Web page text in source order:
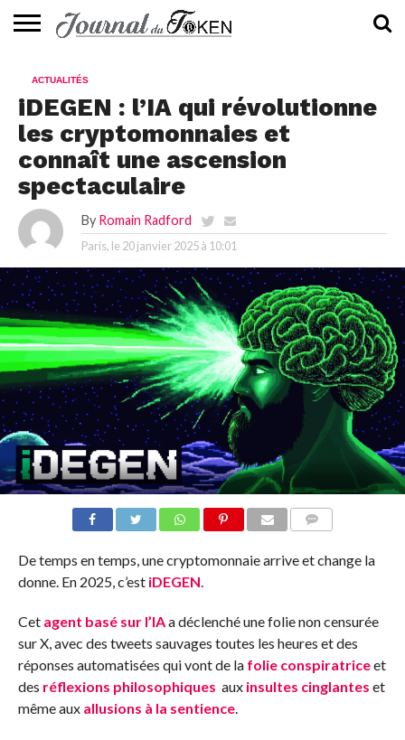
📰
EVALUATION
GUIDE
TENDANCES
À
CONTACTEZ-
ACTUALITÉS
iDEGEN : l’IA qui révolutionne
les cryptomonnaies et
connaît une ascension
spectaculaire
By Romain Radford
Paris, le 20 janvier 2025 à 10:01
De temps en temps, une cryptomonnaie arrive et change la
donne. En 2025, c’est iDEGEN.
Cet agent basé sur l’IAa déclenché une folie non censurée
sur X, avec des tweets sauvages toutes les heures et des
réponses automatisées qui vont de la folie conspiratriceet
des réflexions philosophiques aux insultes cinglantes et
même aux allusions à la sentience.